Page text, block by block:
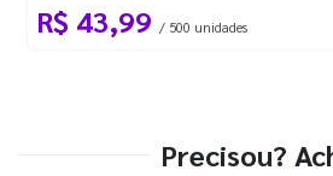
R$ 43,99 / 500 unidades
Precisou?